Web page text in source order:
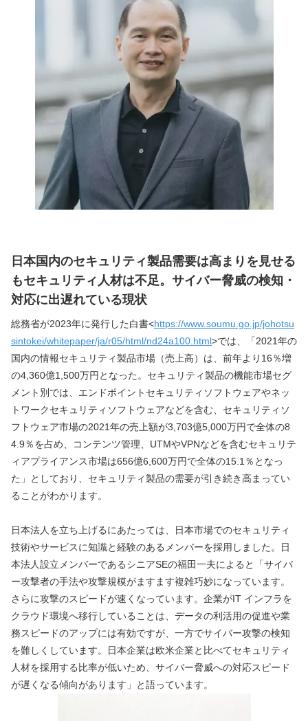
日本国内のセキュリティ製品需要は高まりを見せる
もセキュリティ人材は不足。サイバー脅威の検知・
対応に出遅れている現状
総務省が2023年に発行した白書<https://www.soumu.go.jp/johotsu
sintokei/whitepaper/ja/r05/html/nd24a100.html>では、「2021年の
国内の情報セキュリティ製品市場（売上高）は、前年より16％増
の4,360億1,500万円となった。セキュリティ製品の機能市場セグ
メント別では、エンドポイントセキュリティソフトウェアやネッ
トワークセキュリティソフトウェアなどを含む、セキュリティソ
フトウェア市場の2021年の売上額が3,703億5,000万円で全体の8
4.9％を占め、コンテンツ管理、UTMやVPNなどを含むセキュリテ
ィアプライアンス市場は656億6,600万円で全体の15.1％となっ
た」としており、セキュリティ製品の需要が引き続き高まってい
ることがわかります。
日本法人を立ち上げるにあたっては、日本市場でのセキュリティ
技術やサービスに知識と経験のあるメンバーを採用しました。日
本法人設立メンバーであるシニアSEの福田一夫によると「サイバ
ー攻撃者の手法や攻撃規模がますます複雑巧妙になっています。
さらに攻撃のスピードが速くなっています。企業がIT インフラを
クラウド環境へ移行していることは、データの利活用の促進や業
務スピードのアップには有効ですが、一方でサイバー攻撃の検知
を難しくしています。日本企業は欧米企業と比べてセキュリティ
人材を採用する比率が低いため、サイバー脅威への対応スピード
が遅くなる傾向があります」と語っています。